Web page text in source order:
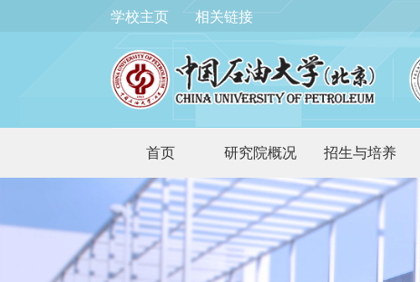
学校主页 相关链接
首页 研究院概况 招生与培养